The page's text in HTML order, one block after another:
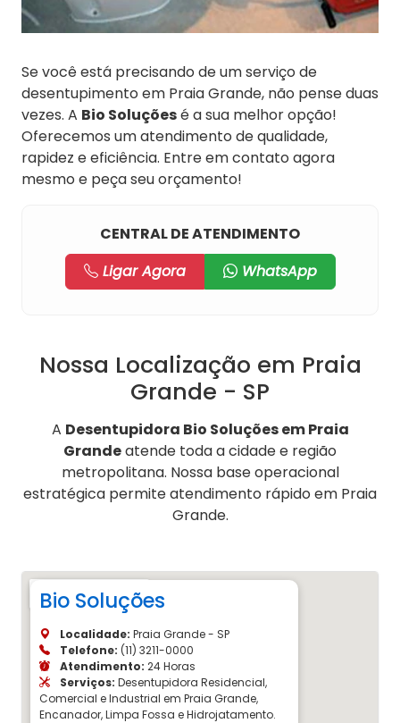
Se você está precisando de um serviço de
desentupimento em Praia Grande, não pense duas
vezes. A Bio Soluçõesé a sua melhor opção!
Oferecemos um atendimento de qualidade,
rapidez e eficiência. Entre em contato agora
mesmo e peça seu orçamento!
CENTRAL DE ATENDIMENTO
Ligar Agora
WhatsApp
Nossa Localização em Praia
Grande - SP
A Desentupidora Bio Soluções em Praia
Grandeatende toda a cidade e região
metropolitana. Nossa base operacional
estratégica permite atendimento rápido em Praia
Grande.
Bio Soluções
Localidade: Praia Grande - SP
Telefone: (11) 3211-0000
Atendimento: 24 Horas
Serviços: Desentupidora Residencial,
Comercial e Industrial em Praia Grande,
Encanador, Limpa Fossa e Hidrojatamento.